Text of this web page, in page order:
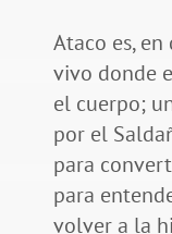
Ataco es,
vivo donde
el cuerpo;
por el
para
para
volver a la